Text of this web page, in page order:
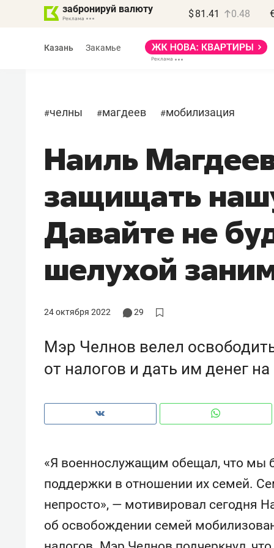
забронируй валюту $ 81.41 0.48
Казань Закамье
#челны #магдеев #мобилизация
Наиль
защищать
Давайте не
шелухой
24 октября 2022 29
Мэр Челнов велел
от налогов и дать им денег
«Я военнослужащим обещал, что мы
поддержки в отношении их семей.
непросто», — мотивировал сегодня
об освобождении семей
Василь Мазитов
МАРТ
«Не зная местных
правил, бизнес может
потерять минимум
Как бизнесу выйти на зарубежные
Как ГК «МИР ГРУПП» и ВТБ
создают оазис жилого
комфорта под Казанью
150
ID